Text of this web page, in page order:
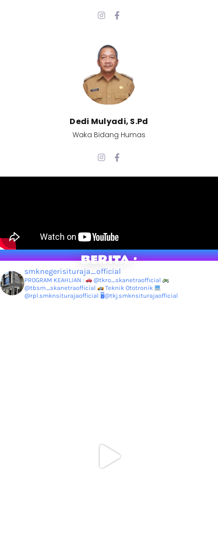
Dedi Mulyadi, S.Pd​
Waka Bidang Humas
BERITA :
smknegerisituraja_official
PROGRAM KEAHLIAN :
@tkro_skanetraofficial
@tbsm_skanetraofficial
Teknik Ototronik
@rpl.smknsiturajaofficial 🖥@tkj.smknsiturajaofficial